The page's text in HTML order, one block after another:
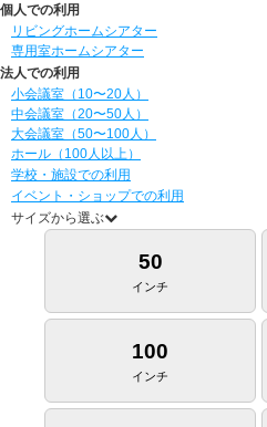
個人での利用
リビングホームシアター
専用室ホームシアター
法人での利用
小会議室（10〜20人）
中会議室（20〜50人）
大会議室（50〜100人）
ホール（100人以上）
学校・施設での利用
イベント・ショップでの利用
サイズから選ぶ
50
インチ
100
インチ